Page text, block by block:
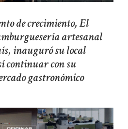
de crecimiento, El
artesanal
inauguró su local
continuar con su
gastronómico